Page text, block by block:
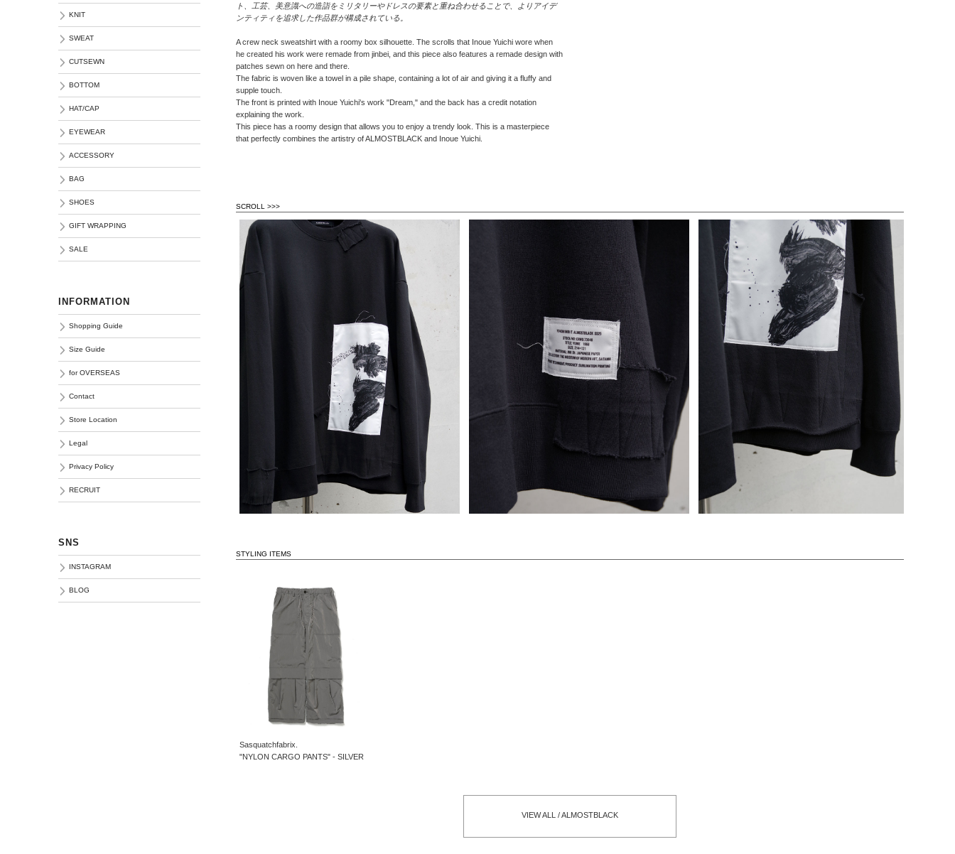
ト、工芸、美意識への造詣をミリタリーやドレスの要素と重ね合わせることで、よりアイデ
ンティティを追求した作品群が構成されている。
A crew neck sweatshirt with a roomy box silhouette. The scrolls that Inoue Yuichi wore when
he created his work were remade from jinbei, and this piece also features a remade design with
patches sewn on here and there.
The fabric is woven like a towel in a pile shape, containing a lot of air and giving it a fluffy and
supple touch.
The front is printed with Inoue Yuichi's work "Dream," and the back has a credit notation
explaining the work.
This piece has a roomy design that allows you to enjoy a trendy look. This is a masterpiece
that perfectly combines the artistry of ALMOSTBLACK and Inoue Yuichi.
SCROLL >>>
STYLING ITEMS
Sasquatchfabrix.
"NYLON CARGO PANTS" - SILVER
VIEW ALL / ALMOSTBLACK
KNIT
SWEAT
CUTSEWN
BOTTOM
HAT/CAP
EYEWEAR
ACCESSORY
BAG
SHOES
GIFT WRAPPING
SALE
INFORMATION
Shopping Guide
Size Guide
for OVERSEAS
Contact
Store Location
Legal
Privacy Policy
RECRUIT
SNS
INSTAGRAM
BLOG